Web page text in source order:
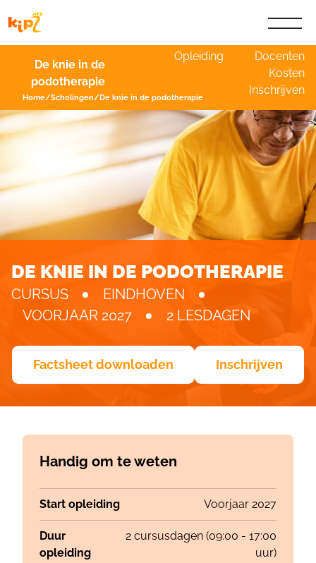
Home/Scholingen/De knie in de podotherapie
De knie in de
podotherapie
Opleiding
Docenten
Kosten
Inschrijven
DE KNIE IN DE PODOTHERAPIE
CURSUS
EINDHOVEN
VOORJAAR 2027
2 LESDAGEN
Factsheet downloaden Inschrijven
Handig om te weten
Start opleiding Voorjaar 2027
Duur
opleiding
2 cursusdagen (09:00 - 17:00
uur)